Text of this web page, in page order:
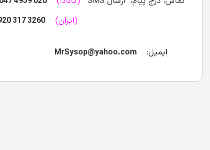
(ايران)
3260 317
ايميل: MrSysop@yahoo.com